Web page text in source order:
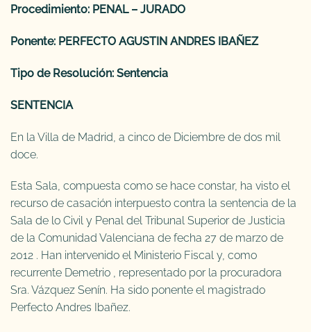
Procedimiento: PENAL – JURADO
Ponente: PERFECTO AGUSTIN ANDRES IBAÑEZ
Tipo de Resolución: Sentencia
SENTENCIA
En la Villa de Madrid, a cinco de Diciembre de dos mil
doce.
Esta Sala, compuesta como se hace constar, ha visto el
recurso de casación interpuesto contra la sentencia de la
Sala de lo Civil y Penal del Tribunal Superior de Justicia
de la Comunidad Valenciana de fecha 27 de marzo de
2012 . Han intervenido el Ministerio Fiscal y, como
recurrente Demetrio , representado por la procuradora
Sra. Vázquez Senín. Ha sido ponente el magistrado
Perfecto Andres Ibañez.